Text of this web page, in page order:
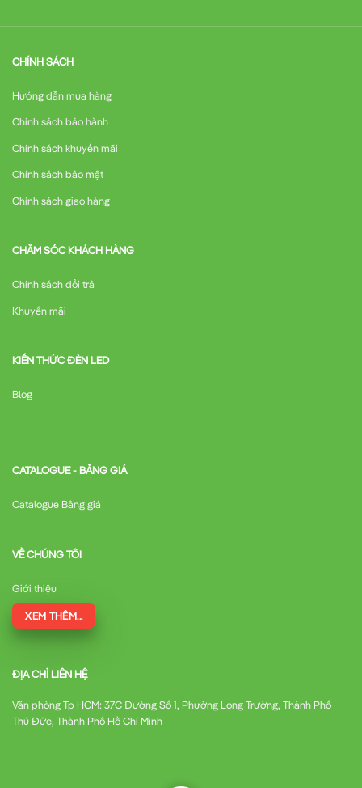
CHÍNH SÁCH
Hướng dẫn mua hàng
Chính sách bảo hành
Chính sách khuyến mãi
Chính sách bảo mật
Chính sách giao hàng
CHĂM SÓC KHÁCH HÀNG
Chính sách đổi trả
Khuyến mãi
KIẾN THỨC ĐÈN LED
Blog
CATALOGUE - BẢNG GIÁ
Catalogue Bảng giá
VỀ CHÚNG TÔI
Giới thiệu
XEM THÊM...
ĐỊA CHỈ LIÊN HỆ
Văn phòng Tp HCM: 37C Đường Số 1, Phường Long Trường, Thành Phố
Thủ Đức, Thành Phố Hồ Chí Minh